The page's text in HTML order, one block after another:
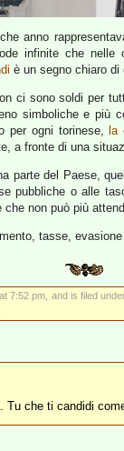
anno
infinite che nelle
è un segno chiaro
ci sono soldi per
simboliche e più
per ogni torinese, la
a fronte di una
parte del Paese,
pubbliche o alle
che non può più
tasse,
7:52 pm, and is filed
Tu che ti candidi